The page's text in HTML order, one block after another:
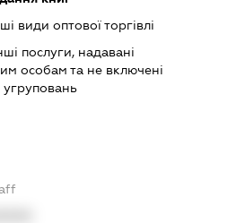
види оптової торгівлі
послуги, надавані
особам та не включені